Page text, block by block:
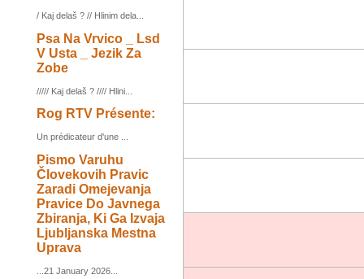
/ Kaj delaš ? // Hlinim dela...
Psa Na Vrvico _ Lsd
V Usta _ Jezik Za
Zobe
///// Kaj delaš ? //// Hlini...
Rog RTV Présente:
Un prédicateur d'une ...
Pismo Varuhu
Človekovih Pravic
Zaradi Omejevanja
Pravice Do Javnega
Zbiranja, Ki Ga Izvaja
Ljubljanska Mestna
Uprava
...21 January 2026...